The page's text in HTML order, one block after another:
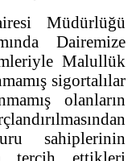
Müdürlüğü
Dairemize
Malullük
sigortalılar
olanların
sahiplerinin
tercih ettikleri